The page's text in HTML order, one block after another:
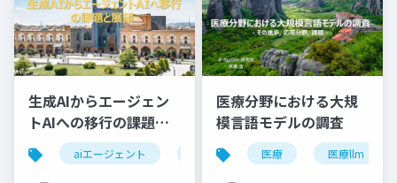
生成AIからエージェン
トAIへの移行の課題と
展望
aiエージェント エージェントai 自律性
医療分野における大規
模言語モデルの調査
医療 医療llm